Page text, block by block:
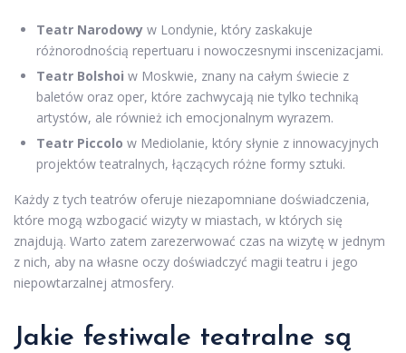
Teatr Narodowy w Londynie, który zaskakuje
różnorodnością repertuaru i nowoczesnymi inscenizacjami.
Teatr Bolshoi w Moskwie, znany na całym świecie z
baletów oraz oper, które zachwycają nie tylko techniką
artystów, ale również ich emocjonalnym wyrazem.
Teatr Piccolo w Mediolanie, który słynie z innowacyjnych
projektów teatralnych, łączących różne formy sztuki.
Każdy z tych teatrów oferuje niezapomniane doświadczenia,
które mogą wzbogacić wizyty w miastach, w których się
znajdują. Warto zatem zarezerwować czas na wizytę w jednym
z nich, aby na własne oczy doświadczyć magii teatru i jego
niepowtarzalnej atmosfery.
Jakie festiwale teatralne są